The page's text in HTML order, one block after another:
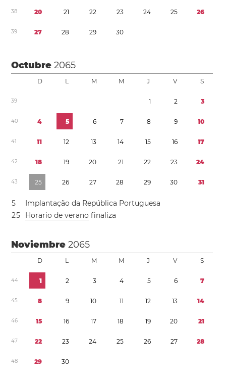
38 20 21 22 23 24 25 26
39 27 28 29 30
Octubre2065
D L M M J V S
39 1 2 3
40 4 5 6 7 8 9 10
41 11 12 13 14 15 16 17
42 18 19 20 21 22 23 24
43 25 26 27 28 29 30 31
5
Implantação da República Portuguesa
25 Horario de verano finaliza
Noviembre2065
D L M M J V S
44 1 2 3 4 5 6 7
45 8 9 10 11 12 13 14
46 15 16 17 18 19 20 21
47 22 23 24 25 26 27 28
48 29 30